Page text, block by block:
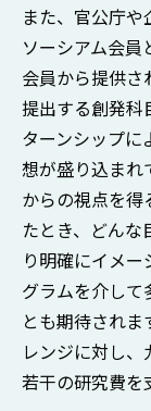
また、官公庁や
ソーシアム会員
会員から提供さ
提出する創発科
ターンシップに
想が盛り込まれ
からの視点を
たとき、どんな
り明確にイメ
グラムを介して
とも期待され
レンジに対し
若干の研究費を